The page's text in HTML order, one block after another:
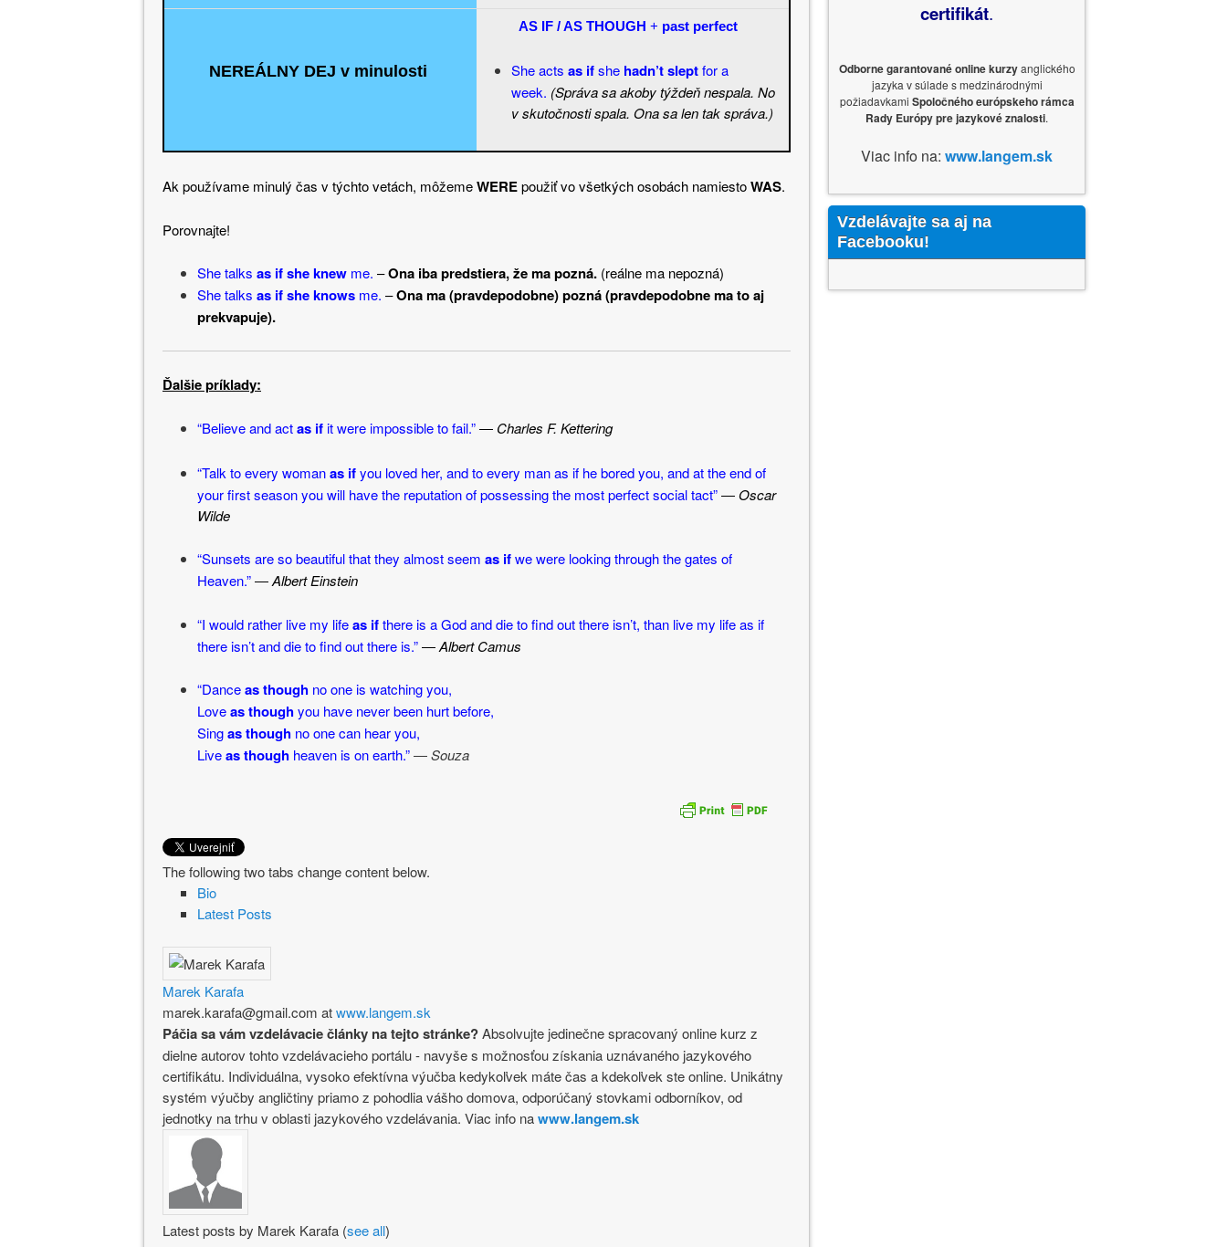
NEREÁLNY DEJ v minulosti
AS IF / AS THOUGH + past perfect
She acts as ifshehadn’t sleptfor a
week. (Správa sa akoby týždeň nespala. No
v skutočnosti spala. Ona sa len tak správa.)
Ak používame minulý čas v týchto vetách, môžemeWEREpoužiť vo všetkých osobách namiestoWAS.
Porovnajte!
She talks as if she knewme. –Ona iba predstiera, že ma pozná.(reálne ma nepozná)
She talks as if she knowsme. –Ona ma (pravdepodobne) pozná (pravdepodobne ma to aj
prekvapuje).
Ďalšie príklady:
“Believe and actas ifit were impossible to fail.”― Charles F. Kettering
“Talk to every womanas ifyou loved her, and to every man as if he bored you, and at the end of
your first season you will have the reputation of possessing the most perfect social tact”― Oscar
Wilde
“Sunsets are so beautiful that they almost seem as ifwe were looking through the gates of
Heaven.”―Albert Einstein
“I would rather live my lifeas ifthere is a God and die to find out there isn’t, than live my life as if
there isn’t and die to find out there is.”―Albert Camus
“Danceas thoughno one is watching you,
Loveas thoughyou have never been hurt before,
Singas thoughno one can hear you,
Liveas thoughheaven is on earth.”―Souza
The following two tabs change content below.
Bio
Latest Posts
Marek Karafa
marek.karafa@gmail.com atwww.langem.sk
Páčia sa vám vzdelávacie články na tejto stránke?Absolvujte jedinečne spracovaný online kurz z
dielne autorov tohto vzdelávacieho portálu - navyše s možnosťou získania uznávaného jazykového
certifikátu. Individuálna, vysoko efektívna výučba kedykoľvek máte čas a kdekoľvek ste online. Unikátny
systém výučby angličtiny priamo z pohodlia vášho domova, odporúčaný stovkami odborníkov, od
jednotky na trhu v oblasti jazykového vzdelávania. Viac info nawww.langem.sk
Latest posts by Marek Karafa (see all)
certifikát.
Odborne garantované online kurzyanglického
jazyka v súlade s medzinárodnými
požiadavkami Spoločného európskeho rámca
Rady Európy pre jazykové znalosti.
Viac info na: www.langem.sk
Vzdelávajte sa aj na
Facebooku!